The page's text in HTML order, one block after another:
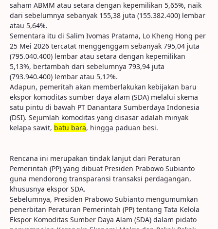
saham ABMM atau setara dengan kepemilikan 5,65%, naik
dari sebelumnya sebanyak 155,38 juta (155.382.400) lembar
atau 5,64%.
Sementara itu di Salim Ivomas Pratama, Lo Kheng Hong per
25 Mei 2026 tercatat menggenggam sebanyak 795,04 juta
(795.040.400) lembar atau setara dengan kepemilikan
5,13%, bertambah dari sebelumnya 793,94 juta
(793.940.400) lembar atau 5,12%.
Adapun, pemeritah akan memberlakukan kebijakan baru
ekspor komoditas sumber daya alam (SDA) melalui skema
satu pintu di bawah PT Danantara Sumberdaya Indonesia
(DSI). Sejumlah komoditas yang disasar adalah minyak
kelapa sawit, batu bara, hingga paduan besi.
Rencana ini merupakan tindak lanjut dari Peraturan
Pemerintah (PP) yang dibuat Presiden Prabowo Subianto
guna mendorong transparansi transaksi perdagangan,
khususnya ekspor SDA.
Sebelumnya, Presiden Prabowo Subianto mengumumkan
penerbitan Peraturan Pemerintah (PP) tentang Tata Kelola
Ekspor Komoditas Sumber Daya Alam (SDA) dalam pidato